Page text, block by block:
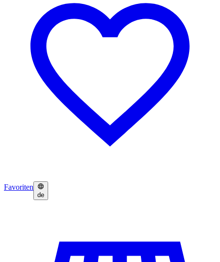
Favoriten
de